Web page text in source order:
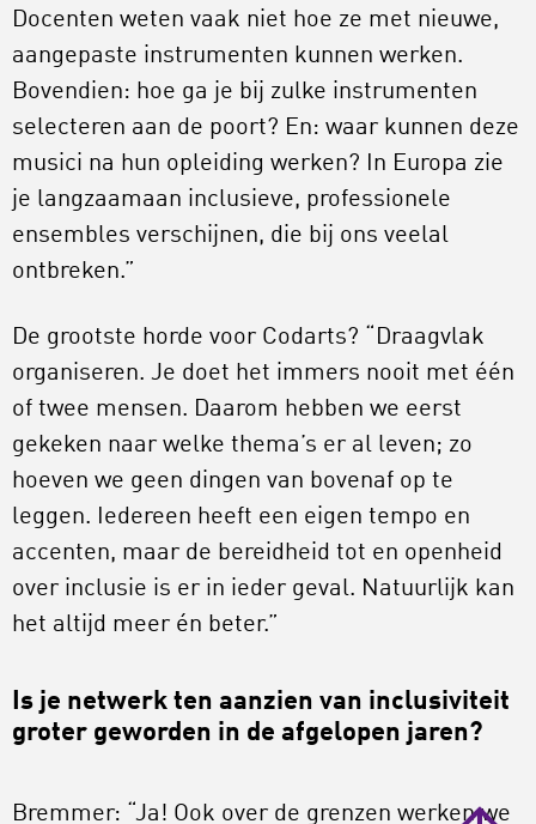
Docenten weten vaak niet hoe ze met nieuwe,
aangepaste instrumenten kunnen werken.
Bovendien: hoe ga je bij zulke instrumenten
selecteren aan de poort? En: waar kunnen deze
musici na hun opleiding werken? In Europa zie
je langzaamaan inclusieve, professionele
ensembles verschijnen, die bij ons veelal
ontbreken.”
De grootste horde voor Codarts? “Draagvlak
organiseren. Je doet het immers nooit met één
of twee mensen. Daarom hebben we eerst
gekeken naar welke thema’s er al leven; zo
hoeven we geen dingen van bovenaf op te
leggen. Iedereen heeft een eigen tempo en
accenten, maar de bereidheid tot en openheid
over inclusie is er in ieder geval. Natuurlijk kan
het altijd meer én beter.”
Is je netwerk ten aanzien van inclusiviteit
groter geworden in de afgelopen jaren?
Bremmer: “Ja! Ook over de grenzen werken we